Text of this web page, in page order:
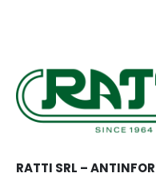
RATTI SRL –